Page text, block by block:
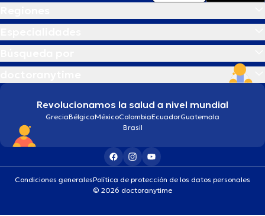
Revolucionamos la salud a nivel mundial
GreciaBélgicaMéxicoColombiaEcuadorGuatemala
Brasil
Condiciones generalesPolítica de protección de los datos personales
© 2026 doctoranytime